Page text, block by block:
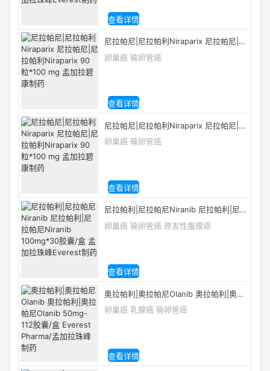
查看详情
尼拉帕尼|尼拉帕利Niraparix 尼拉帕尼|尼
拉帕利Niraparix 90 粒*100 mg 孟加拉碧
卵巢癌 输卵管癌
查看详情
尼拉帕尼|尼拉帕利Niraparix 尼拉帕尼|尼
拉帕利Niraparix 90 粒*100 mg 孟加拉碧
卵巢癌 输卵管癌
查看详情
尼拉帕利|尼拉帕尼Niranib 尼拉帕利|尼拉
帕尼Niranib 100mg*30胶囊/盒 孟加拉珠
卵巢癌 输卵管癌 原发性腹膜癌
查看详情
奥拉帕利|奥拉帕尼Olanib 奥拉帕利|奥拉
帕尼Olanib 50mg-112胶囊/盒 Everest
卵巢癌 乳腺癌 输卵管癌
查看详情